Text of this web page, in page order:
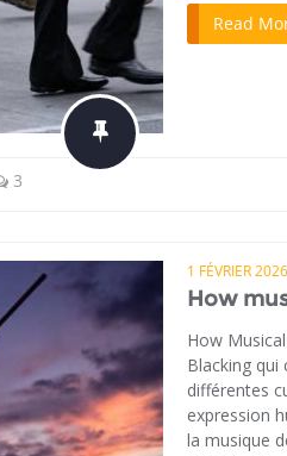
Read
3
1 FÉVRIER 2026
How
How
Blacking qui
différentes
expression
la musique